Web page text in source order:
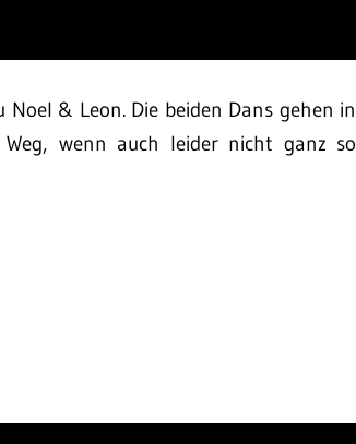
& Leon. Die beiden Dans gehen in
Weg, wenn auch leider nicht ganz so